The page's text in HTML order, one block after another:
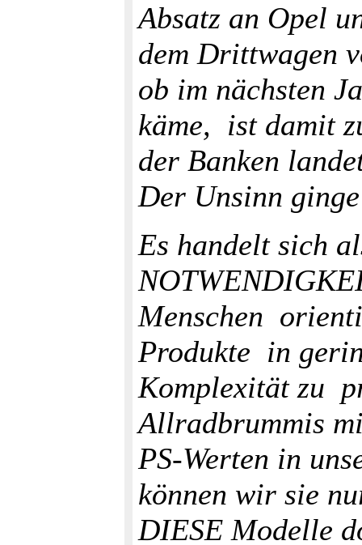
Absatz an Opel
dem Drittwagen
ob im nächsten
käme, ist damit
der Banken
Der Unsinn
Es handelt sich
Menschen
Produkte in
Komplexität zu
Allradbrummis
PS-Werten in
können wir sie
DIESE Modelle